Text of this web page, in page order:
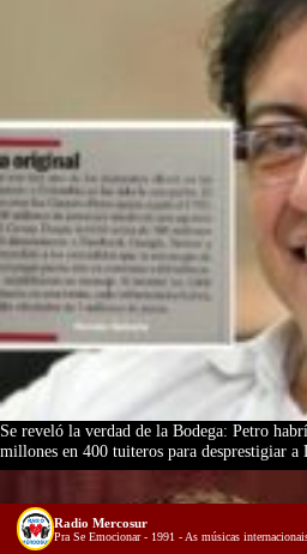
Se reveló la verdad de la Bodega: Petro
millones en 400 tuiteros para desprestigiar a
Radio Mercosur